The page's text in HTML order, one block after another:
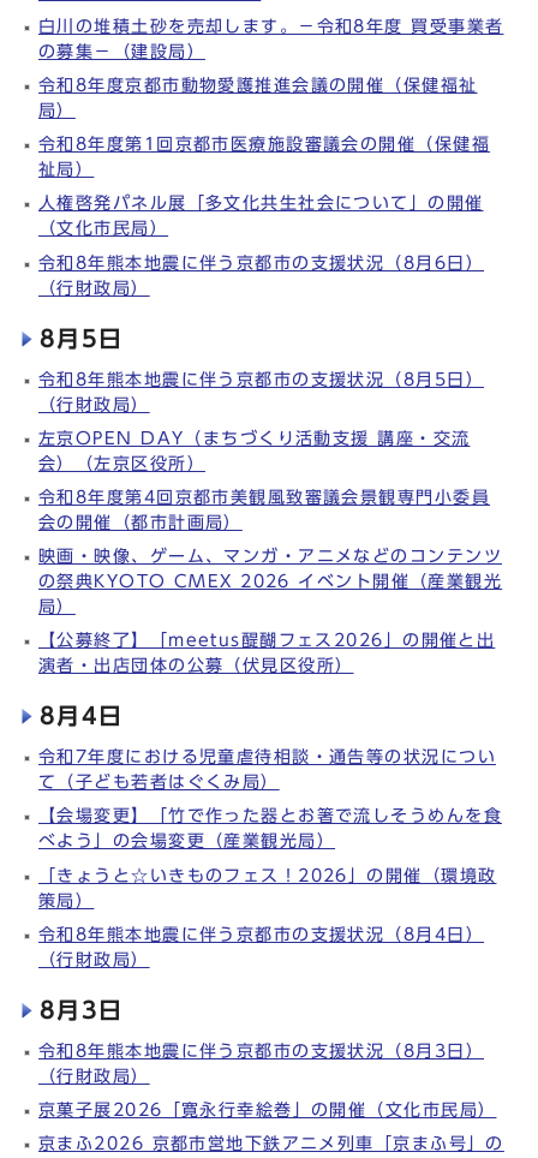
白川の堆積土砂を売却します。－令和8年度 買受事業者
の募集－（建設局）
令和8年度京都市動物愛護推進会議の開催（保健福祉
局）
令和8年度第1回京都市医療施設審議会の開催（保健福
祉局）
人権啓発パネル展「多文化共生社会について」の開催
（文化市民局）
令和8年熊本地震に伴う京都市の支援状況（8月6日）
（行財政局）
8月5日
令和8年熊本地震に伴う京都市の支援状況（8月5日）
（行財政局）
左京OPEN DAY（まちづくり活動支援 講座・交流
会）（左京区役所）
令和8年度第4回京都市美観風致審議会景観専門小委員
会の開催（都市計画局）
映画・映像、ゲーム、マンガ・アニメなどのコンテンツ
の祭典KYOTO CMEX 2026 イベント開催（産業観光
局）
【公募終了】「meetus醍醐フェス2026」の開催と出
演者・出店団体の公募（伏見区役所）
8月4日
令和7年度における児童虐待相談・通告等の状況につい
て（子ども若者はぐくみ局）
【会場変更】「竹で作った器とお箸で流しそうめんを食
べよう」の会場変更（産業観光局）
「きょうと☆いきものフェス！2026」の開催（環境政
策局）
令和8年熊本地震に伴う京都市の支援状況（8月4日）
（行財政局）
8月3日
令和8年熊本地震に伴う京都市の支援状況（8月3日）
（行財政局）
京菓子展2026「寛永行幸絵巻」の開催（文化市民局）
京まふ2026 京都市営地下鉄アニメ列車「京まふ号」の